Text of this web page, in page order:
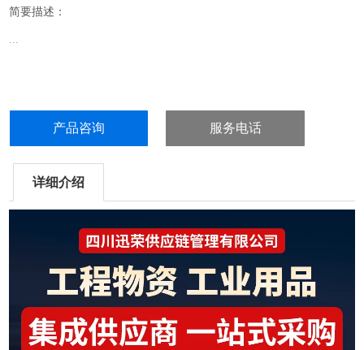
简要描述：
...
产品咨询 服务电话
详细介绍